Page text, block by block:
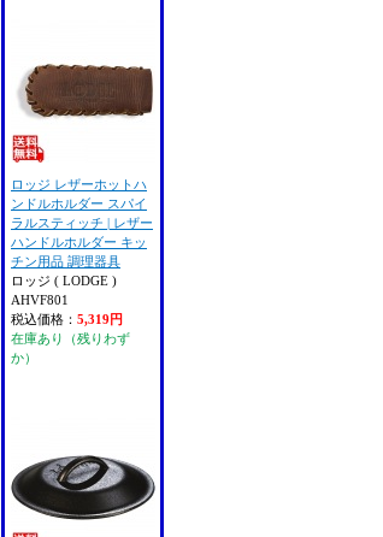
ロッジ レザーホットハ
ンドルホルダー スパイ
ラルスティッチ | レザー
ハンドルホルダー キッ
チン用品 調理器具
ロッジ ( LODGE )
AHVF801
税込価格： 5,319円
在庫あり（残りわず
か）